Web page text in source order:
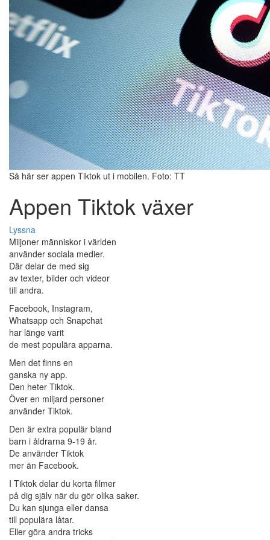
Så här ser appen Tiktok ut i mobilen. Foto: TT
Appen Tiktok växer
Lyssna
Miljoner människor i världen
använder sociala medier.
Där delar de med sig
av texter, bilder och videor
till andra.
Facebook, Instagram,
Whatsapp och Snapchat
har länge varit
de mest populära apparna.
Men det finns en
ganska ny app.
Den heter Tiktok.
Över en miljard personer
använder Tiktok.
Den är extra populär bland
barn i åldrarna 9-19 år.
De använder Tiktok
mer än Facebook.
I Tiktok delar du korta filmer
på dig själv när du gör olika saker.
Du kan sjunga eller dansa
till populära låtar.
Eller göra andra tricks